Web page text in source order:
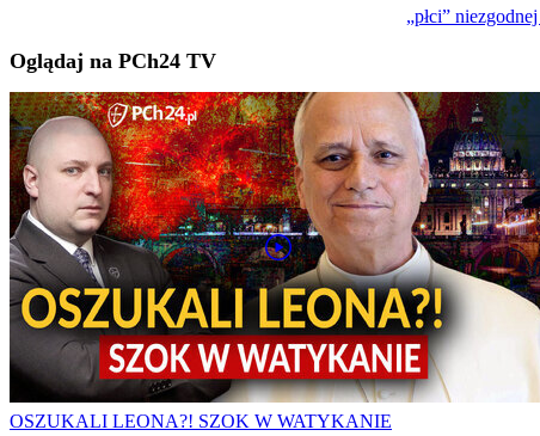
„płci”
Oglądaj na PCh24 TV
OSZUKALI LEONA?! SZOK W WATYKANIE